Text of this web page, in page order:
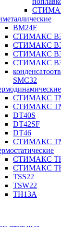
BM24F
СТИМАКС
СТИМАКС
СТИМАКС
СТИМАКС
SMC32
СТИМАКС
СТИМАКС
DT40S
DT42SF
DT46
СТИМАКС
СТИМАКС
СТИМАКС
TSS22
TSW22
TH13A